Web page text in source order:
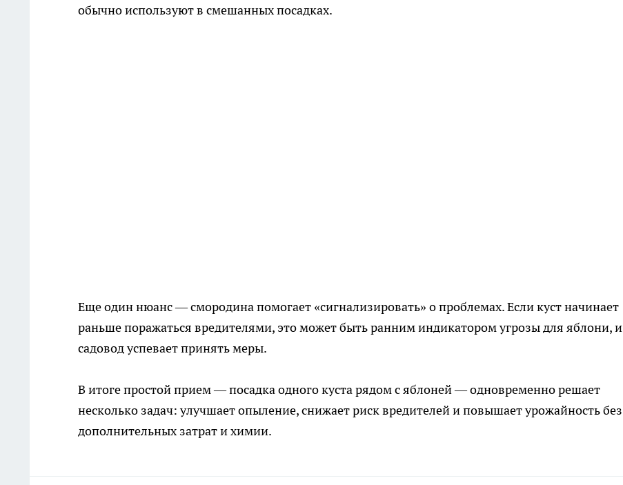
обычно используют в смешанных посадках.
Еще один нюанс — смородина помогает «сигнализировать» о проблемах. Если куст начинает
раньше поражаться вредителями, это может быть ранним индикатором угрозы для яблони, и
садовод успевает принять меры.
В итоге простой прием — посадка одного куста рядом с яблоней — одновременно решает
несколько задач: улучшает опыление, снижает риск вредителей и повышает урожайность без
дополнительных затрат и химии.